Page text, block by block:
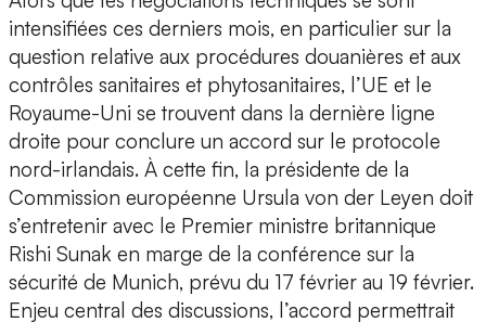
intensifiées ces derniers mois, en particulier sur la
question relative aux procédures douanières et aux
contrôles sanitaires et phytosanitaires, l’UE et le
Royaume-Uni se trouvent dans la dernière ligne
droite pour conclure un accord sur le protocole
nord-irlandais. À cette fin, la présidente de la
Commission européenne Ursula von der Leyen doit
s’entretenir avec le Premier ministre britannique
Rishi Sunak en marge de la conférence sur la
sécurité de Munich, prévu du 17 février au 19 février.
Enjeu central des discussions, l’accord permettrait